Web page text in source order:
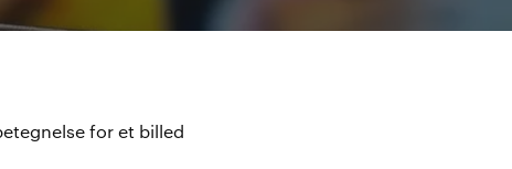
for et billed